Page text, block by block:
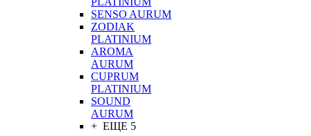
SENSO AURUM
ZODIAK
PLATINIUM
AROMA
AURUM
CUPRUM
PLATINIUM
SOUND
AURUM
+ ЕЩЕ 5